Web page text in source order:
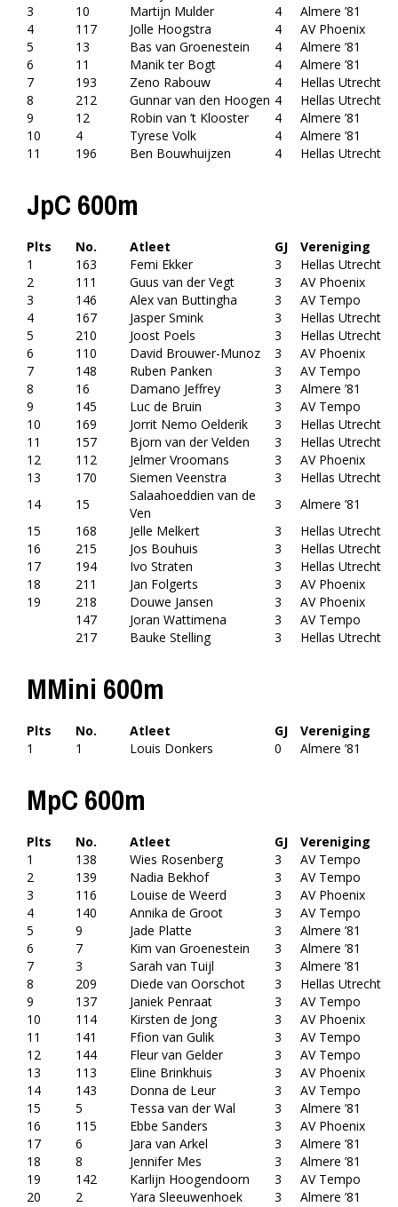
3
10 Martijn Mulder 4
Almere ’81
4
117 Jolle Hoogstra 4
AV Phoenix
5
13 Bas van Groenestein 4
Almere ’81
6
11 Manik ter Bogt 4
Almere ’81
7
193 Zeno Rabouw 4
Hellas Utrecht
8
212 Gunnar van den Hoogen 4
Hellas Utrecht
9
12 Robin van ’t Klooster 4
Almere ’81
10
4 Tyrese Volk 4
Almere ’81
11
196 Ben Bouwhuijzen 4 Hellas Utrecht
JpC 600m
Plts No. Atleet GJ
Vereniging
1
163 Femi Ekker 3
Hellas Utrecht
2
111 Guus van der Vegt 3
AV Phoenix
3
146 Alex van Buttingha 3
AV Tempo
4
167 Jasper Smink 3
Hellas Utrecht
5
210 Joost Poels 3
Hellas Utrecht
6
110 David Brouwer-Munoz 3
AV Phoenix
7
148 Ruben Panken 3
AV Tempo
8
16 Damano Jeffrey 3
Almere ’81
9
145 Luc de Bruin 3
AV Tempo
10
169 Jorrit Nemo Oelderik 3
Hellas Utrecht
11
157 Bjorn van der Velden 3
Hellas Utrecht
12
112 Jelmer Vroomans 3
AV Phoenix
13
170 Siemen Veenstra 3
Hellas Utrecht
14
15
Salaahoeddien van de
Ven
3
Almere ’81
15
168 Jelle Melkert 3
Hellas Utrecht
16
215 Jos Bouhuis 3
Hellas Utrecht
17
194 Ivo Straten 3
Hellas Utrecht
18
211 Jan Folgerts 3
AV Phoenix
19
218 Douwe Jansen 3
AV Phoenix
147
Joran Wattimena 3
AV Tempo
217
Bauke Stelling 3 Hellas Utrecht
MMini 600m
Plts No. Atleet GJ
Vereniging
1
1 Louis Donkers 0 Almere ’81
MpC 600m
Plts No. Atleet GJ
Vereniging
1
138 Wies Rosenberg 3
AV Tempo
2
139 Nadia Bekhof 3
AV Tempo
3
116 Louise de Weerd 3
AV Phoenix
4
140 Annika de Groot 3
AV Tempo
5
9 Jade Platte 3
Almere ’81
6
7 Kim van Groenestein 3
Almere ’81
7
3 Sarah van Tuijl 3
Almere ’81
8
209 Diede van Oorschot 3
Hellas Utrecht
9
137 Janiek Penraat 3
AV Tempo
10
114 Kirsten de Jong 3
AV Phoenix
11
141 Ffion van Gulik 3
AV Tempo
12
144 Fleur van Gelder 3
AV Tempo
13
113 Eline Brinkhuis 3
AV Phoenix
14
143 Donna de Leur 3
AV Tempo
15
5 Tessa van der Wal 3
Almere ’81
16
115 Ebbe Sanders 3
AV Phoenix
17
6 Jara van Arkel 3
Almere ’81
18
8 Jennifer Mes 3
Almere ’81
19
142 Karlijn Hoogendoorn 3
AV Tempo
20
2 Yara Sleeuwenhoek 3 Almere ’81